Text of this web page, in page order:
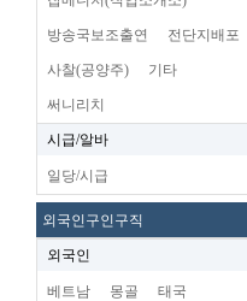
방송국보조출연 전단지배포
사찰(공양주) 기타
써니리치
시급/알바
일당/시급
외국인구인구직
외국인
베트남 몽골 태국